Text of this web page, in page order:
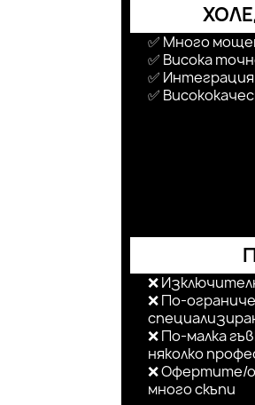
✅ Много
✅ Висока
✅
✅
❌
❌ По-
❌ По-малка
няколко
❌ Офертите/
много скъпи